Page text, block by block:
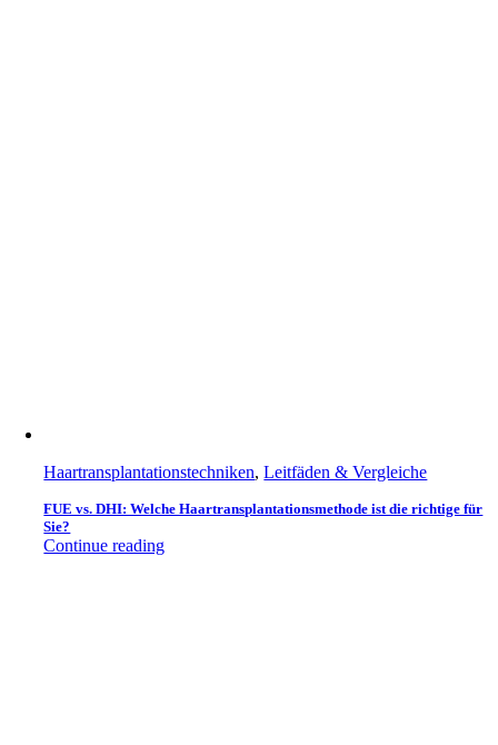
Haartransplantationstechniken,Leitfäden & Vergleiche
FUE vs. DHI: Welche Haartransplantationsmethode ist die richtige für
Sie?
Continue reading